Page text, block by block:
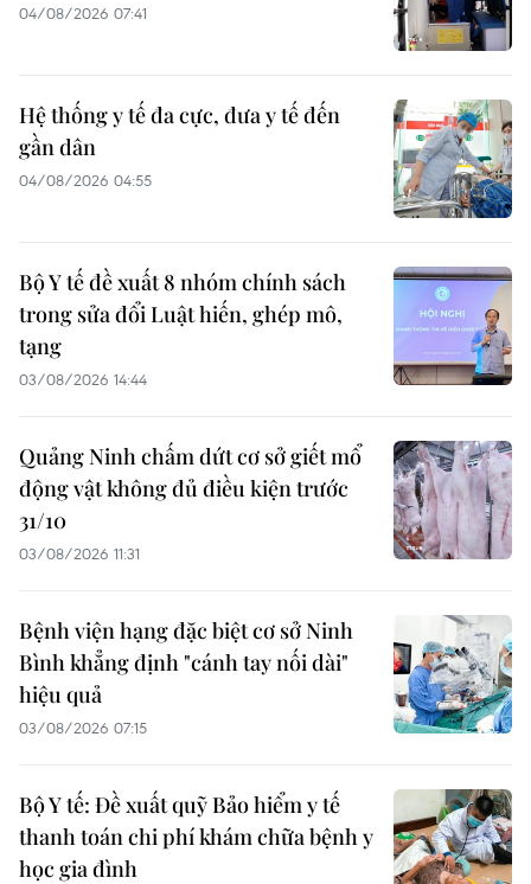
04/08/2026 07:41
Hệ thống y tế đa cực, đưa y tế đến
gần dân
04/08/2026 04:55
Bộ Y tế đề xuất 8 nhóm chính sách
trong sửa đổi Luật hiến, ghép mô,
tạng
03/08/2026 14:44
Quảng Ninh chấm dứt cơ sở giết mổ
động vật không đủ điều kiện trước
31/10
03/08/2026 11:31
Bệnh viện hạng đặc biệt cơ sở Ninh
Bình khẳng định "cánh tay nối dài"
hiệu quả
03/08/2026 07:15
Bộ Y tế: Đề xuất quỹ Bảo hiểm y tế
thanh toán chi phí khám chữa bệnh y
học gia đình